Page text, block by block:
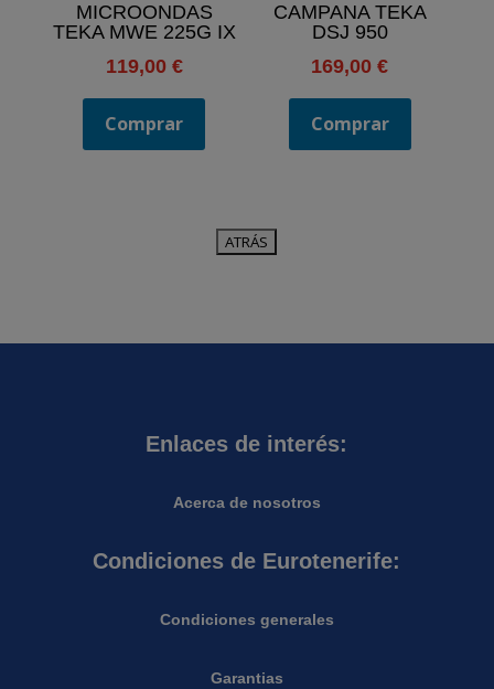
MICROONDAS
TEKA MWE 225G IX
119,00 €
Comprar
CAMPANA TEKA
DSJ 950
169,00€
Comprar
Enlaces de interés:
Acerca de nosotros
Condiciones de Eurotenerife:
Condiciones generales
Garantias